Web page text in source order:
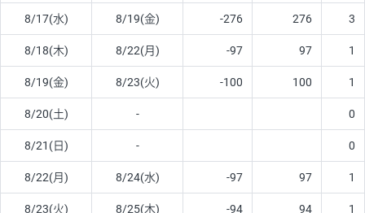
8/17(水) 8/19(金) -276 276 3
8/18(木) 8/22(月) -97 97 1
8/19(金) 8/23(火) -100 100 1
8/20(土) - 0
8/21(日) - 0
8/22(月) 8/24(水) -97 97 1
8/23(火) 8/25(木) -94 94 1